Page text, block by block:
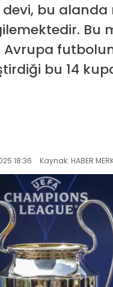
bu alanda
Bu
Avrupa
bu 14
18:36 Kaynak: HABER